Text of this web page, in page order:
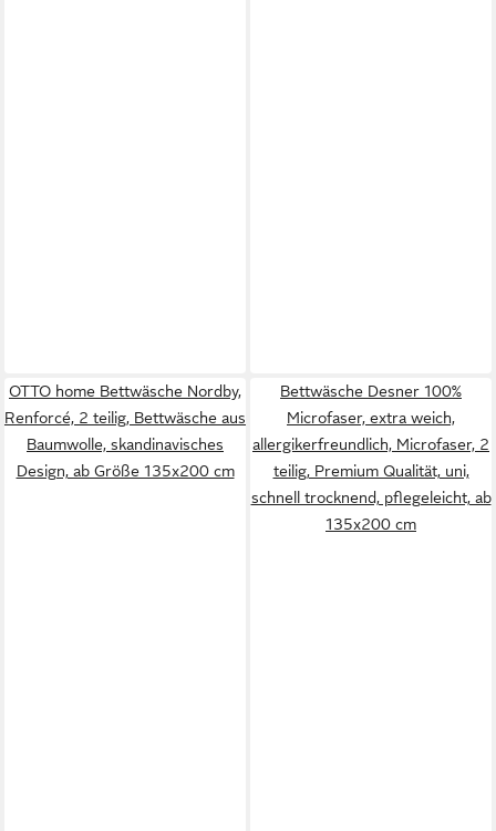
OTTO home Bettwäsche Nordby,
Renforcé, 2 teilig, Bettwäsche aus
Baumwolle, skandinavisches
Design, ab Größe 135x200 cm
Bettwäsche Desner 100%
Microfaser, extra weich,
allergikerfreundlich, Microfaser, 2
teilig, Premium Qualität, uni,
schnell trocknend, pflegeleicht, ab
135x200 cm